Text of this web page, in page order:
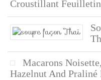
Croustillant
Macarons
Hazelnut And Praliné